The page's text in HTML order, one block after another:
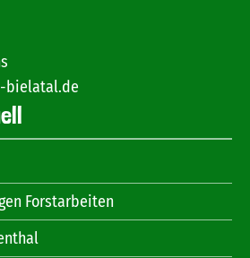
Forstarbeiten